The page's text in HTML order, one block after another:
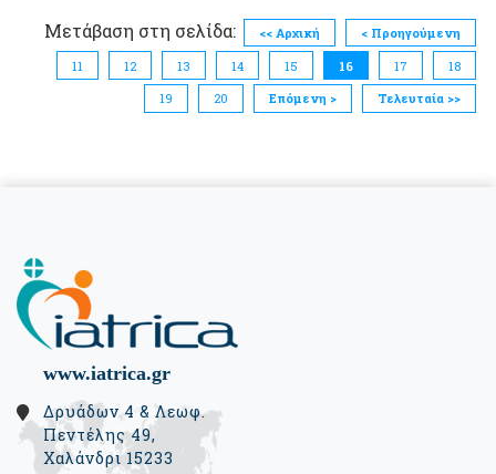
Μετάβαση στη σελίδα: << Αρχική
< Προηγούμενη
11
12 13 14 15 16 17
18
19
20 Επόμενη > Τελευταία >>
www.iatrica.gr
Δρυάδων 4 & Λεωφ.
Πεντέλης 49,
Χαλάνδρι 15233